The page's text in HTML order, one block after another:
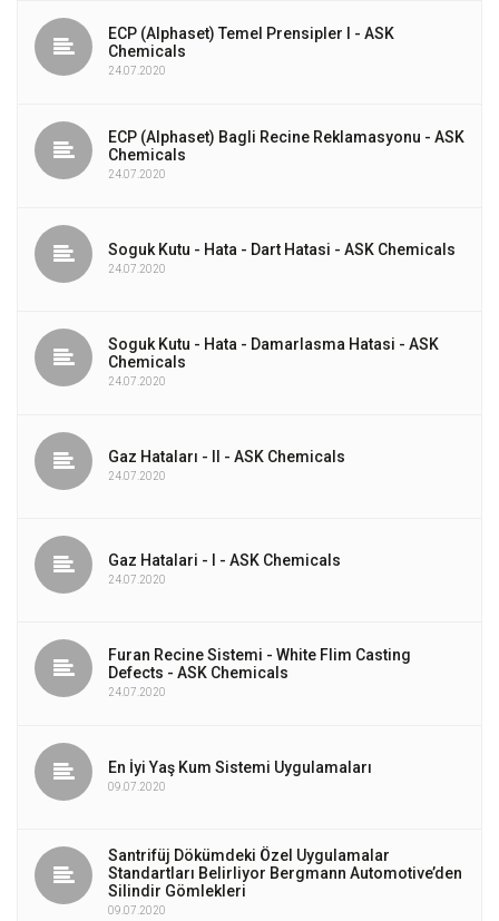
ECP (Alphaset) Temel Prensipler I - ASK
Chemicals
24.07.2020
ECP (Alphaset) Bagli Recine Reklamasyonu - ASK
Chemicals
24.07.2020
Soguk Kutu - Hata - Dart Hatasi - ASK Chemicals
24.07.2020
Soguk Kutu - Hata - Damarlasma Hatasi - ASK
Chemicals
24.07.2020
Gaz Hataları - II - ASK Chemicals
24.07.2020
Gaz Hatalari - I - ASK Chemicals
24.07.2020
Furan Recine Sistemi - White Flim Casting
Defects - ASK Chemicals
24.07.2020
En İyi Yaş Kum Sistemi Uygulamaları
09.07.2020
Santrifüj Dökümdeki Özel Uygulamalar
Standartları Belirliyor Bergmann Automotive’den
Silindir Gömlekleri
09.07.2020